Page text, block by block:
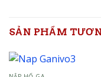
SẢN PHẨM